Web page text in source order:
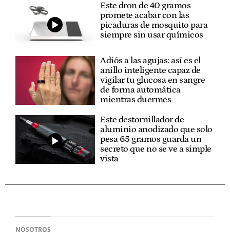
Este dron de 40 gramos
promete acabar con las
picaduras de mosquito para
siempre sin usar químicos
Adiós a las agujas: así es el
anillo inteligente capaz de
vigilar tu glucosa en sangre
de forma automática
mientras duermes
Este destornillador de
aluminio anodizado que solo
pesa 65 gramos guarda un
secreto que no se ve a simple
vista
NOSOTROS